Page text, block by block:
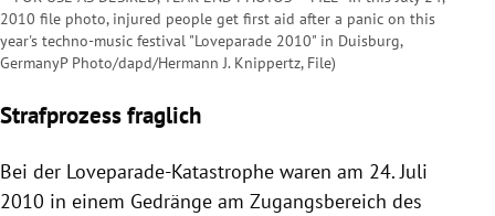
2010 file photo, injured people get first aid after a panic on this
year's techno-music festival "Loveparade 2010" in Duisburg,
GermanyP Photo/dapd/Hermann J. Knippertz, File)
Strafprozess fraglich
Bei der Loveparade-Katastrophe waren am 24. Juli
2010 in einem Gedränge am Zugangsbereich des